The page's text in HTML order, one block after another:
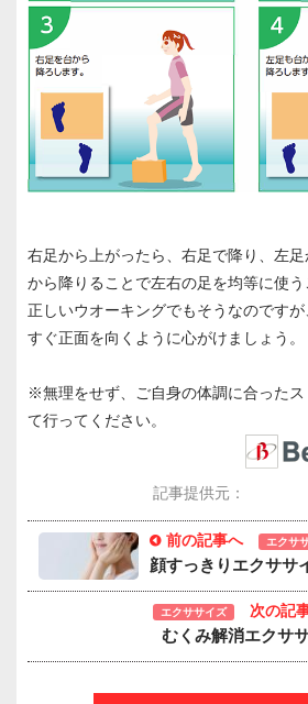
右足から上がったら、右足で降り、左
から降りることで左右の足を均等に使う
正しいウオーキングでもそうなのです
すぐ正面を向くように心がけましょう。
※無理をせず、ご自身の体調に合った
て行ってください。
記事提供元：
前の記事へ エクサ
顔すっきりエクササ
エクササイズ 次の記
むくみ解消エクサ